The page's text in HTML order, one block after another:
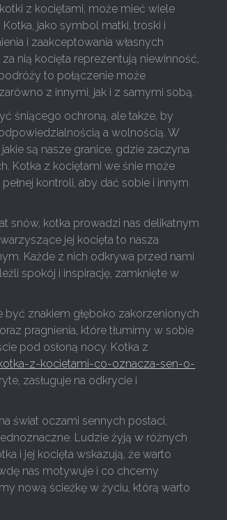
z kociętami, może mieć wiele
jako symbol matki, troski i
i zaakceptowania własnych
nią kocięta reprezentują niewinność,
to połączenie może
z innymi, jak i z samymi sobą.
śniącego ochroną, ale także, by
a wolnością. W
są nasze granice, gdzie zaczyna
Kotka z kociętami we śnie może
kontroli, aby dać sobie i innym
snów, kotka prowadzi nas delikatnym
jej kocięta to nasza
Każde z nich odkrywa przed nami
spokój i inspirację, zamknięte w
być znakiem głęboko zakorzenionych
pragnienia, które tłumimy w sobie
pod osłoną nocy. Kotka z
z-kocietami-co-oznacza-sen-o-
zasługuje na odkrycie i
świat oczami sennych postaci,
Ludzie żyją w różnych
i jej kocięta wskazują, że warto
nas motywuje i co chcemy
nową ścieżkę w życiu, którą warto